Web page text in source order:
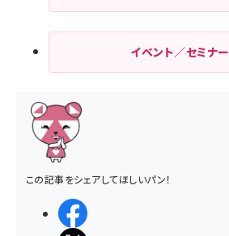
イベント／セミナー
この記事をシェアしてほしいパン！